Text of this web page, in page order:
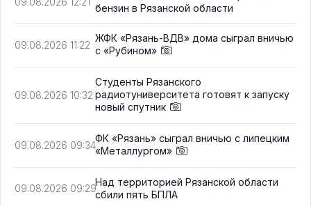
бензин в Рязанской области
09.08.2026 11:22
ЖФК «Рязань-ВДВ» дома сыграл вничью
с «Рубином»
09.08.2026 10:32
Студенты Рязанского
радиотуниверситета готовят к запуску
новый спутник
09.08.2026 09:34
ФК «Рязань» сыграл вничью с липецким
«Металлургом»
09.08.2026 09:29
Над территорией Рязанской области
сбили пять БПЛА